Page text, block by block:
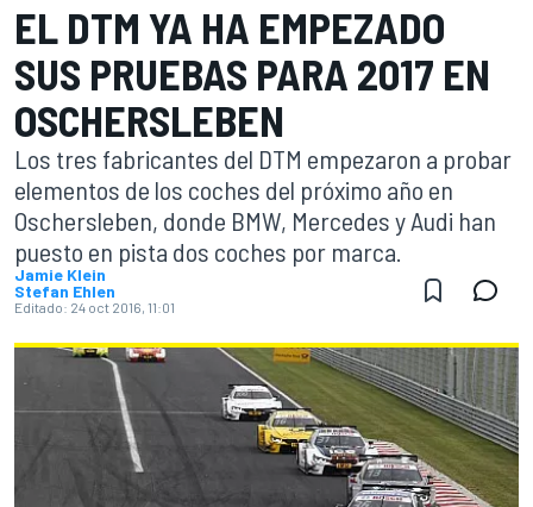
EL DTM YA HA EMPEZADO
SUS PRUEBAS PARA 2017 EN
OSCHERSLEBEN
Los tres fabricantes del DTM empezaron a probar
elementos de los coches del próximo año en
Oschersleben, donde BMW, Mercedes y Audi han
puesto en pista dos coches por marca.
Jamie Klein
Stefan Ehlen
Editado: 24 oct 2016, 11:01